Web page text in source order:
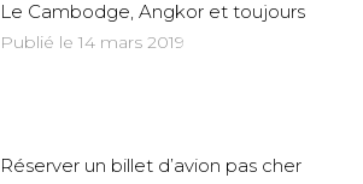
Le Cambodge, Angkor et toujours
Publié le 14 mars 2019
Réserver un billet d’avion pas cher